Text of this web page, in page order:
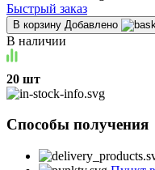
Быстрый заказ
В корзину Добавлено
В наличии
20 шт
Способы получения